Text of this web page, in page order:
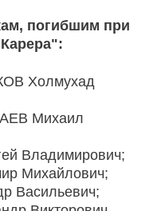
погибшим при
Холмухад
Михаил
Владимирович;
Михайлович;
Васильевич;